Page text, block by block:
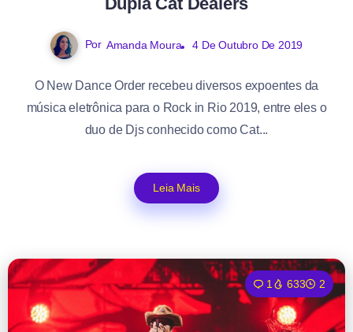
Por Amanda Moura 4 De Outubro De 2019
O New Dance Order recebeu diversos expoentes da
música eletrônica para o Rock in Rio 2019, entre eles o
duo de Djs conhecido como Cat...
Leia Mais
1 633 2